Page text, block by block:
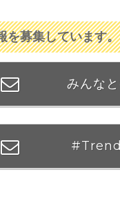
を募集しています。
みんな